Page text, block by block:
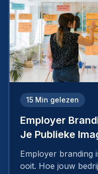
15 Min gelezen
Employer
Je Publieke
Employer branding
ooit. Hoe jouw